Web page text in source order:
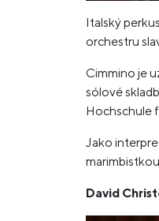
Italský
orchestru
Cimmino je
sólové
Hochschule
Jako
David